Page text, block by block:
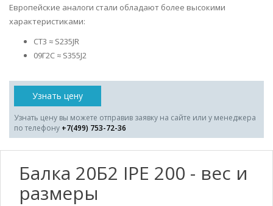
Европейские аналоги стали обладают более высокими
характеристиками:
СТ3 ≈ S235JR
09Г2С ≈ S355J2
Узнать цену
Узнать цену вы можете отправив заявку на сайте или у менеджера
по телефону +7(499) 753-72-36
Балка 20Б2 IPE 200 - вес и
размеры